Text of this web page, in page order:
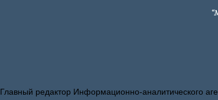
Главный редактор Информационно-аналитического